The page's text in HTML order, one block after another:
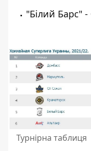
"Білий Барс" -
Турнірна таблиця